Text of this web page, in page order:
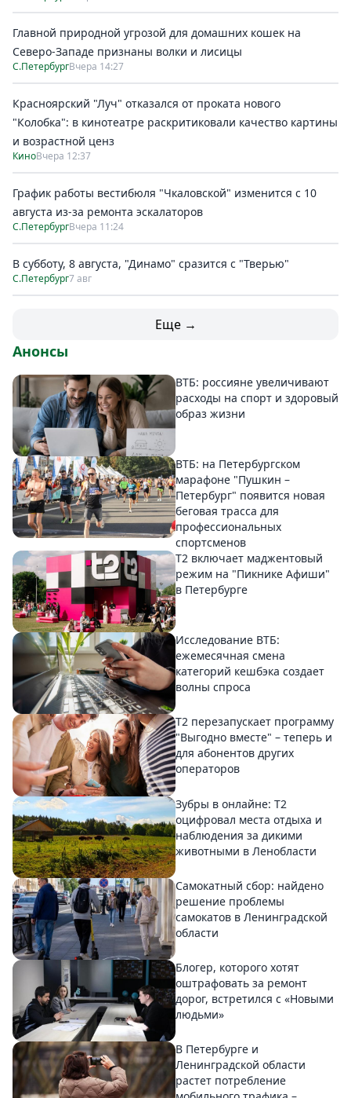
Главной природной угрозой для домашних кошек на
Северо-Западе признаны волки и лисицы
С.ПетербургВчера 14:27
Красноярский "Луч" отказался от проката нового
"Колобка": в кинотеатре раскритиковали качество картины
и возрастной ценз
КиноВчера 12:37
График работы вестибюля "Чкаловской" изменится с 10
августа из-за ремонта эскалаторов
С.ПетербургВчера 11:24
В субботу, 8 августа, "Динамо" сразится с "Тверью"
С.Петербург7 авг
Еще →
Анонсы
ВТБ: россияне увеличивают
расходы на спорт и здоровый
образ жизни
ВТБ: на Петербургском
марафоне "Пушкин –
Петербург" появится новая
беговая трасса для
профессиональных
спортсменов
Т2 включает маджентовый
режим на "Пикнике Афиши"
в Петербурге
Исследование ВТБ:
ежемесячная смена
категорий кешбэка создает
волны спроса
Т2 перезапускает программу
"Выгодно вместе" – теперь и
для абонентов других
операторов
Зубры в онлайне: Т2
оцифровал места отдыха и
наблюдения за дикими
животными в Ленобласти
Самокатный сбор: найдено
решение проблемы
самокатов в Ленинградской
области
Блогер, которого хотят
оштрафовать за ремонт
дорог, встретился с «Новыми
людьми»
В Петербурге и
Ленинградской области
растет потребление